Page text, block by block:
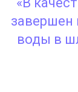
завершен
воды в